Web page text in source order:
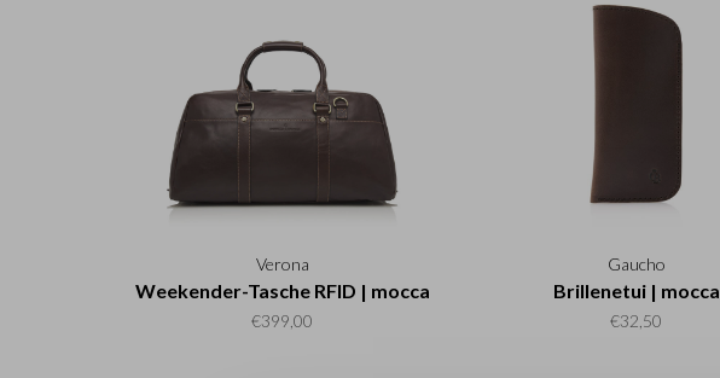
Verona
Weekender-Tasche RFID | mocca
€399,00
Gaucho
Brillenetui | mocca
€32,50